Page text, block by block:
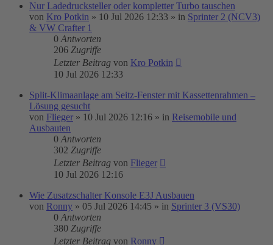
Nur Ladedrucksteller oder kompletter Turbo tauschen
von Kro Potkin » 10 Jul 2026 12:33 » in Sprinter 2 (NCV3)
& VW Crafter 1
0 Antworten
206 Zugriffe
Letzter Beitrag von Kro Potkin
10 Jul 2026 12:33
Split-Klimaanlage am Seitz-Fenster mit Kassettenrahmen –
Lösung gesucht
von Flieger » 10 Jul 2026 12:16 » in Reisemobile und
Ausbauten
0 Antworten
302 Zugriffe
Letzter Beitrag von Flieger
10 Jul 2026 12:16
Wie Zusatzschalter Konsole E3J Ausbauen
von Ronny » 05 Jul 2026 14:45 » in Sprinter 3 (VS30)
0 Antworten
380 Zugriffe
Letzter Beitrag von Ronny